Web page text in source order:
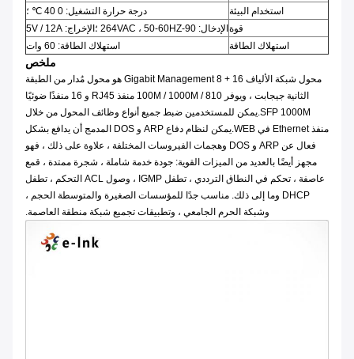
استخدام البيئة
درجة حرارة التشغيل: 0 40 ℃ ؛
قوة الإدخال: 90-264VAC ، 50-60HZ ؛الإخراج: 5V / 12A
استهلاك الطاقة
استهلاك الطاقة: 60 وات
ملخص
محول شبكة الألياف 16 + 8 Gigabit Management هو محول مُدار من الطبقة
الثانية جيجابت ، ويوفر 810 / 100M / 1000M منفذ RJ45 و 16 منفذًا ضوئيًا
SFP 1000M.يمكن للمستخدمين ضبط جميع أنواع وظائف المحول من خلال
منفذ Ethernet في WEB.يمكن لنظام دفاع ARP و DOS المدمج أن يدافع بشكل
فعال عن ARP و DOS وهجمات الفيروسات المختلفة ، علاوة على ذلك ، فهو
مجهز أيضًا بالعديد من الميزات القوية: جودة خدمة شاملة ، شجرة ممتدة ، قمع
عاصفة ، تحكم في النطاق الترددي ، تطفل IGMP ، وصول ACL التحكم ، تطفل
DHCP وما إلى ذلك. مناسب جدًا للمؤسسات الصغيرة والمتوسطة الحجم ،
وشبكة الحرم الجامعي ، وتطبيقات تجميع شبكة منطقة العاصمة.